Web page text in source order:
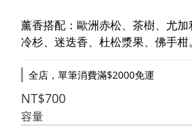
薰香搭配：歐洲赤松、茶樹、尤
冷杉、迷迭香、杜松漿果、佛手柑。
全店，單筆消費滿$2000免運
NT$700
容量